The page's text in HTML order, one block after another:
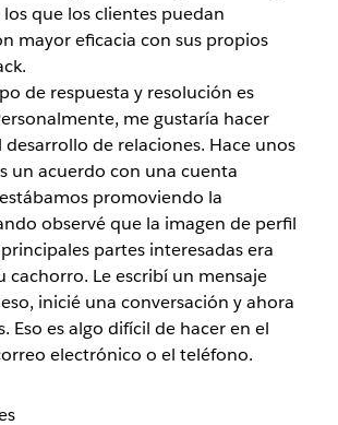
que los clientes puedan
mayor eficacia con sus propios
de respuesta y resolución es
me gustaría hacer
desarrollo de relaciones. Hace unos
un acuerdo con una cuenta
promoviendo la
observé que la imagen de perfil
partes interesadas era
cachorro. Le escribí un mensaje
inicié una conversación y ahora
Eso es algo difícil de hacer en el
electrónico o el teléfono.